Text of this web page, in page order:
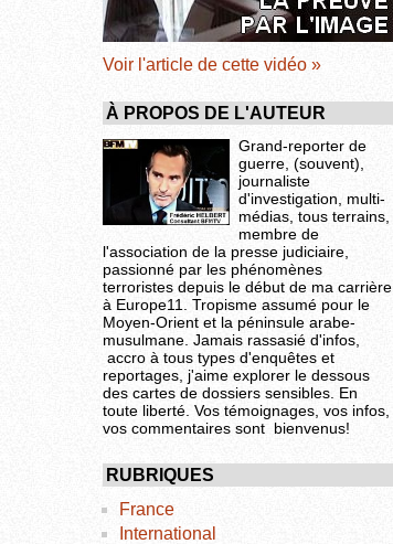
Voir l'article de cette vidéo »
À PROPOS DE L'AUTEUR
Grand-reporter de
guerre, (souvent),
journaliste
d'investigation, multi-
médias, tous terrains,
membre de
l'association de la presse judiciaire,
passionné par les phénomènes
terroristes depuis le début de ma carrière
à Europe11. Tropisme assumé pour le
Moyen-Orient et la péninsule arabe-
musulmane. Jamais rassasié d'infos,
accro à tous types d'enquêtes et
reportages, j'aime explorer le dessous
des cartes de dossiers sensibles. En
toute liberté. Vos témoignages, vos infos,
vos commentaires sont bienvenus!
RUBRIQUES
France
International